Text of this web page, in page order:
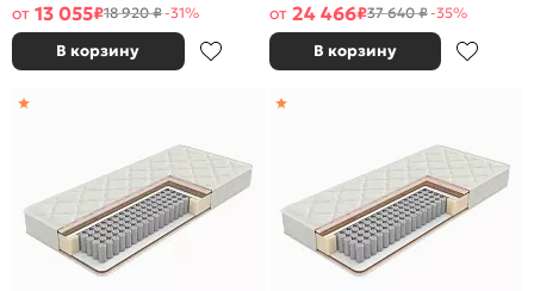
от 13 055₽18 920 ₽-31%
В корзину
от 24 466₽37 640 ₽-35%
В корзину